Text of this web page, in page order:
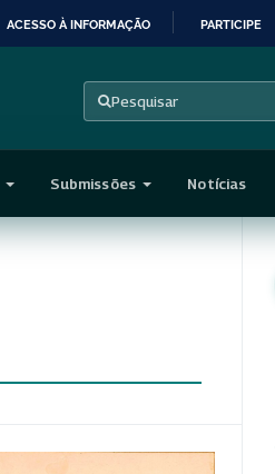
ACESSO À INFORMAÇÃO PARTICIPE
Pesquisar
Submissões Notícias